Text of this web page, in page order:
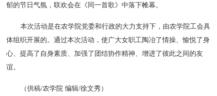
郁的节日气氛，联欢会在《同一首歌》中落下帷幕。
本次活动是在农学院党委和行政的大力支持下，由农学院工会具
体组织开展的。通过本次活动，使广大女职工陶冶了情操、愉悦了身
心、提高了自身素质、加强了团结协作精神、增进了彼此之间的友
谊。
（供稿/农学院 编辑/徐文秀）